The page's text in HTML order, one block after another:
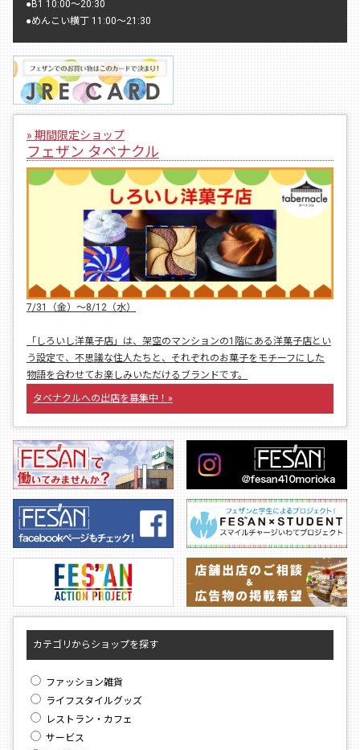
●B1 10:00〜20:30
●めんこい横丁 11:00〜21:30
» 期間限定ショップ
フェザン タベナクル
7/31（金）〜8/12（水）
「しろいし洋菓子店」は、架空のマンションの1階にある洋菓子店とい
う設定で、不思議な住人たちと、それぞれのお菓子をモチーフにした
物語を合わせてお楽しみいただけるブランドです。
タベナクルへの出店を募集中！»
カテゴリからショップを探す
ファッション雑貨
ライフスタイルグッズ
レストラン・カフェ
サービス